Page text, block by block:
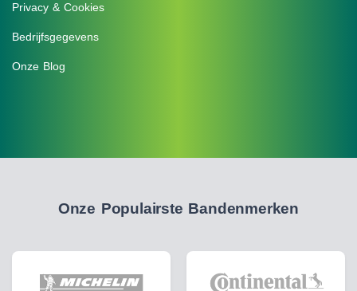
Privacy & Cookies
Bedrijfsgegevens
Onze Blog
Onze Populairste Bandenmerken